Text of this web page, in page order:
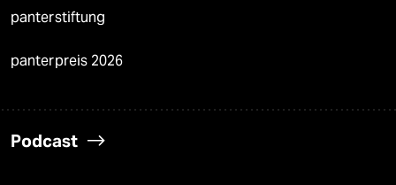
panterstiftung
panterpreis 2026
Podcast